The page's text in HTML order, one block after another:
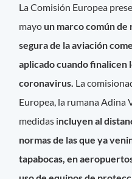
La Comisión Europea
mayo un marco común
segura de la aviación
aplicado cuando finalicen
coronavirus. La
Europea, la rumana Adina
medidas incluyen al
normas de las que ya
tapabocas, en